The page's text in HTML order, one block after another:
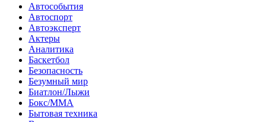
Автособытия
Автоспорт
Автоэксперт
Актеры
Аналитика
Баскетбол
Безопасность
Безумный мир
Биатлон/Лыжи
Бокс/MMA
Бытовая техника